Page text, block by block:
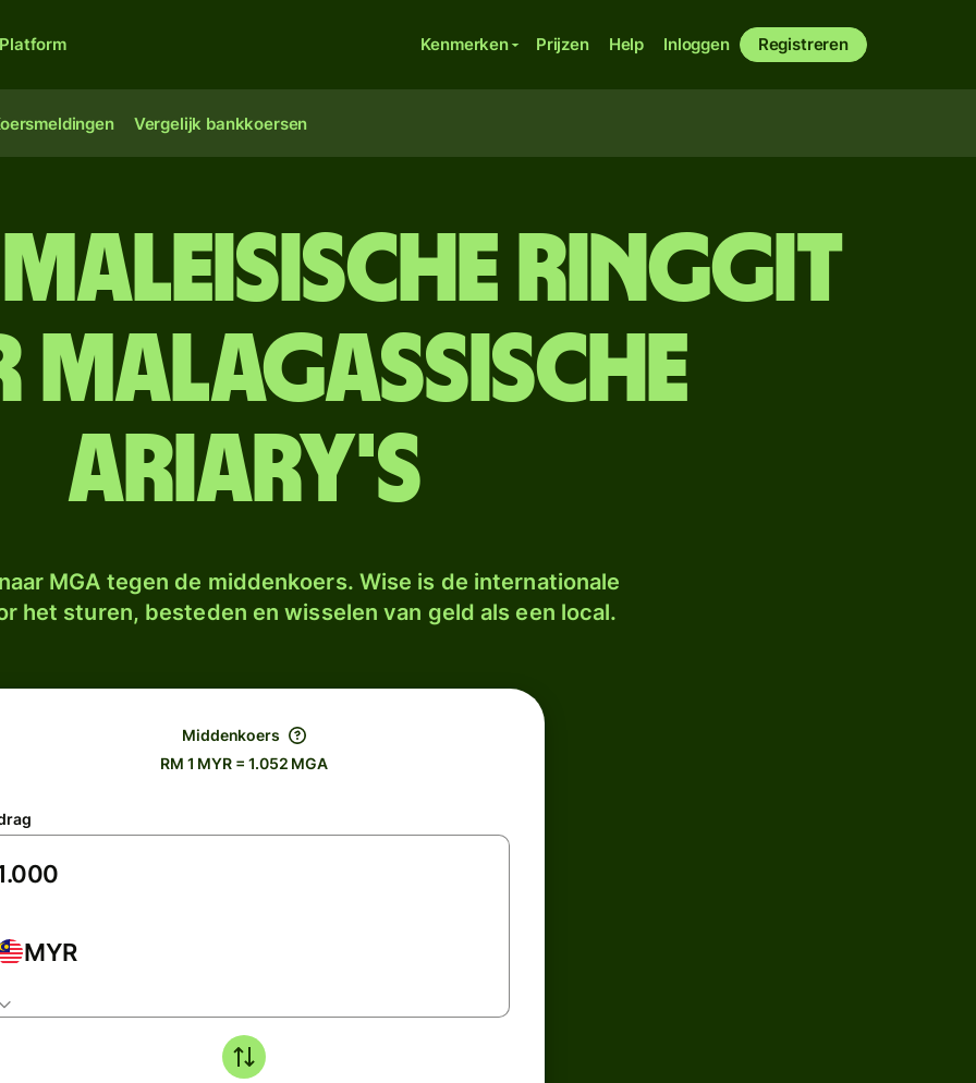
Platform Kenmerken Prijzen Help Inloggen Registreren
Vergelijk bankkoersen
ringgit
Malagassische
ariary's
MGA tegen de middenkoers. Wise is de internationale
het sturen, besteden en wisselen van geld als een local.
Middenkoers
RM 1 MYR = 1.052 MGA
MYR